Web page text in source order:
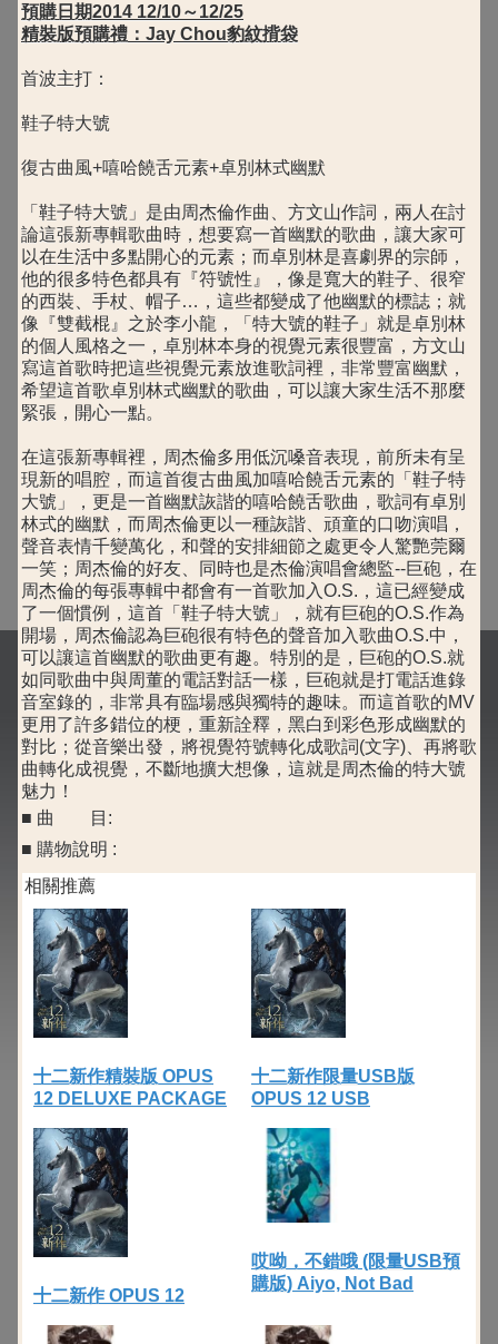
預購日期2014 12/10～12/25
精裝版預購禮：Jay Chou豹紋揹袋
首波主打：
鞋子特大號
復古曲風+嘻哈饒舌元素+卓別林式幽默
「鞋子特大號」是由周杰倫作曲、方文山作詞，兩人在討
論這張新專輯歌曲時，想要寫一首幽默的歌曲，讓大家可
以在生活中多點開心的元素；而卓別林是喜劇界的宗師，
他的很多特色都具有『符號性』，像是寬大的鞋子、很窄
的西裝、手杖、帽子…，這些都變成了他幽默的標誌；就
像『雙截棍』之於李小龍，「特大號的鞋子」就是卓別林
的個人風格之一，卓別林本身的視覺元素很豐富，方文山
寫這首歌時把這些視覺元素放進歌詞裡，非常豐富幽默，
希望這首歌卓別林式幽默的歌曲，可以讓大家生活不那麼
緊張，開心一點。
在這張新專輯裡，周杰倫多用低沉嗓音表現，前所未有呈
現新的唱腔，而這首復古曲風加嘻哈饒舌元素的「鞋子特
大號」，更是一首幽默詼諧的嘻哈饒舌歌曲，歌詞有卓別
林式的幽默，而周杰倫更以一種詼諧、頑童的口吻演唱，
聲音表情千變萬化，和聲的安排細節之處更令人驚艷莞爾
一笑；周杰倫的好友、同時也是杰倫演唱會總監--巨砲，在
周杰倫的每張專輯中都會有一首歌加入O.S.，這已經變成
了一個慣例，這首「鞋子特大號」，就有巨砲的O.S.作為
開場，周杰倫認為巨砲很有特色的聲音加入歌曲O.S.中，
可以讓這首幽默的歌曲更有趣。特別的是，巨砲的O.S.就
如同歌曲中與周董的電話對話一樣，巨砲就是打電話進錄
音室錄的，非常具有臨場感與獨特的趣味。而這首歌的MV
更用了許多錯位的梗，重新詮釋，黑白到彩色形成幽默的
對比；從音樂出發，將視覺符號轉化成歌詞(文字)、再將歌
曲轉化成視覺，不斷地擴大想像，這就是周杰倫的特大號
魅力！
■ 曲 目:
■ 購物說明 :
相關推薦
十二新作精裝版 OPUS
12 DELUXE PACKAGE
十二新作限量USB版
OPUS 12 USB
十二新作 OPUS 12
哎呦，不錯哦 (限量USB預
購版) Aiyo, Not Bad